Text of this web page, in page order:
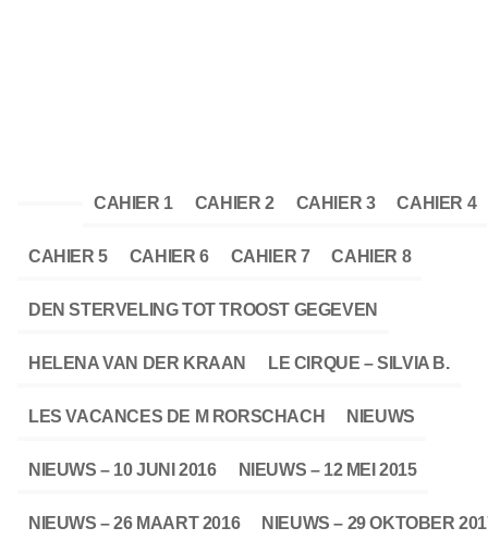
CAHIER 1 CAHIER 2 CAHIER 3 CAHIER 4
CAHIER 5 CAHIER 6 CAHIER 7 CAHIER 8
DEN STERVELING TOT TROOST GEGEVEN
HELENA VAN DER KRAAN LE CIRQUE – SILVIA B.
LES VACANCES DE M RORSCHACH NIEUWS
NIEUWS – 10 JUNI 2016 NIEUWS – 12 MEI 2015
NIEUWS – 26 MAART 2016 NIEUWS – 29 OKTOBER